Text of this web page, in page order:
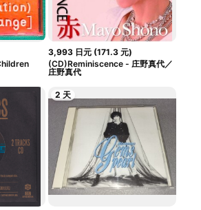
3,993 日元 (171.3 元)
(CD)Reminiscence - 庄野真代／
庄野真代
2 天